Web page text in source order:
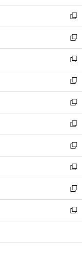
開
く
ウ
で
開
く
ン
ド
ウ
で
開
く
ウ
ィ
ン
ド
ウ
で
開
く
新
し
い
ウ
ィ
ン
ド
ウ
で
開
く
新
し
い
ウ
ィ
ン
ド
ウ
で
開
く
新
し
い
ウ
ィ
ン
ド
ウ
で
開
く
新
し
い
ウ
ィ
ン
ド
ウ
で
開
く
新
し
い
ウ
ィ
ン
ド
ウ
で
開
く
新
し
い
ウ
ィ
ン
ド
ウ
で
開
新
し
い
ウ
ィ
ン
ド
ウ
開
新
し
い
ウ
ィ
ン
ウ
新
し
い
ウ
ン
新
し
ウ